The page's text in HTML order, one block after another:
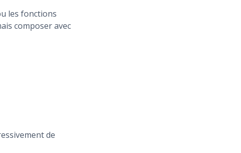
les fonctions
composer avec
de